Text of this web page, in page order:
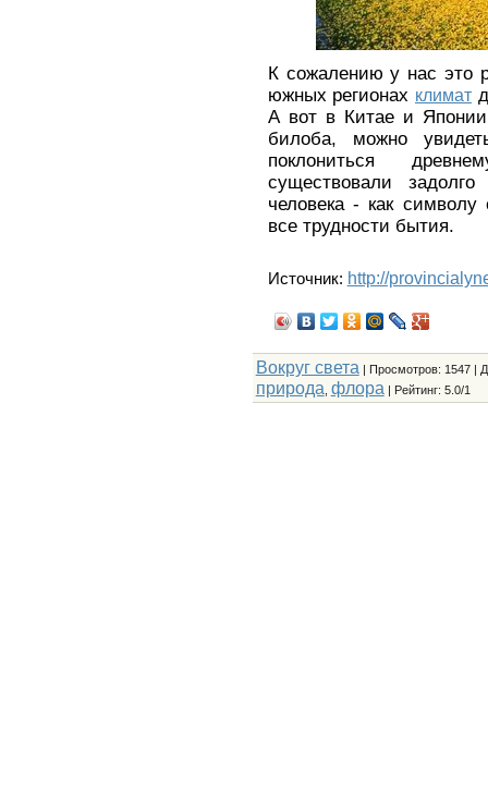
К сожалению у нас это
южных регионах климат
А вот в Китае и Японии,
билоба, можно
поклониться
существовали
человека - как символу
все трудности бытия.
Источник: http://
Вокруг света | Просмотров: 1547 |
природа флора | Рейтинг: 5.0/1